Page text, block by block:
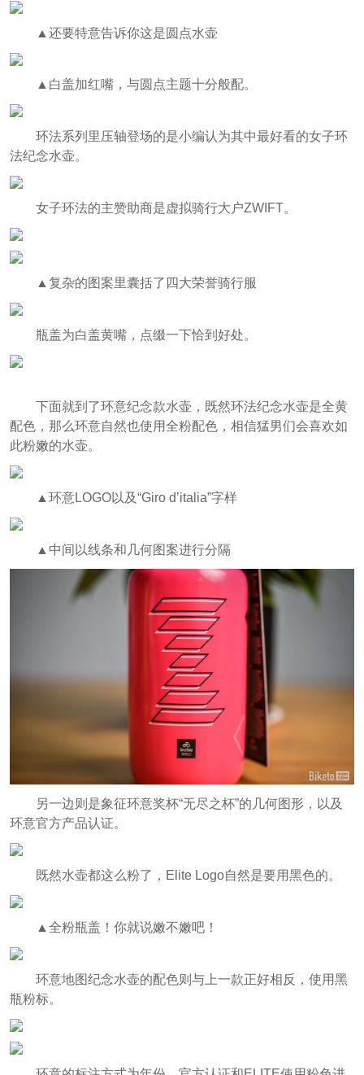
▲还要特意告诉你这是圆点水壶
▲白盖加红嘴，与圆点主题十分般配。
环法系列里压轴登场的是小编认为其中最好看的女子环
法纪念水壶。
女子环法的主赞助商是虚拟骑行大户ZWIFT。
▲复杂的图案里囊括了四大荣誉骑行服
瓶盖为白盖黄嘴，点缀一下恰到好处。
下面就到了环意纪念款水壶，既然环法纪念水壶是全黄
配色，那么环意自然也使用全粉配色，相信猛男们会喜欢如
此粉嫩的水壶。
▲环意LOGO以及“Giro d’italia”字样
▲中间以线条和几何图案进行分隔
另一边则是象征环意奖杯“无尽之杯”的几何图形，以及
环意官方产品认证。
既然水壶都这么粉了，Elite Logo自然是要用黑色的。
▲全粉瓶盖！你就说嫩不嫩吧！
环意地图纪念水壶的配色则与上一款正好相反，使用黑
瓶粉标。